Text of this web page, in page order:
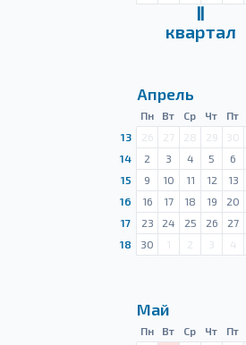
Ⅱ
квартал
Апрель
Пн Вт Ср Чт Пт
13
26 27 28 29 30
14
2 3 4 5 6
15
9 10 11 12 13
16
16 17 18 19 20
17
23 24 25 26 27
18
30 1 2 3 4
Май
Пн Вт Ср Чт Пт